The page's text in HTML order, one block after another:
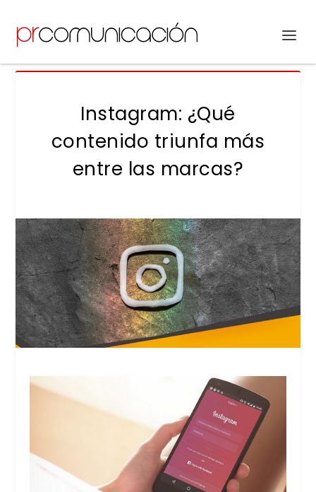
Instagram: ¿Qué
contenido triunfa más
entre las marcas?